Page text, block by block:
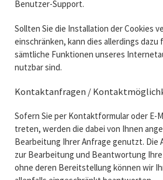
Benutzer-Support.
Sollten Sie die Installation der Cookies
einschränken, kann dies allerdings dazu
sämtliche Funktionen unseres
nutzbar sind.
Kontaktanfragen /
Sofern Sie per Kontaktformular oder E-
treten, werden die dabei von Ihnen
Bearbeitung Ihrer Anfrage genutzt. Die
zur Bearbeitung und Beantwortung
ohne deren Bereitstellung können wir